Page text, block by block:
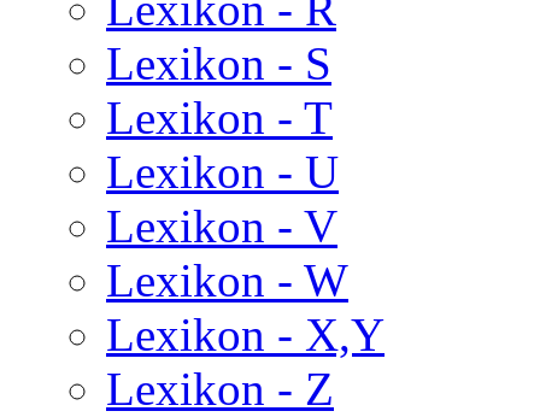
Lexikon - S
Lexikon - T
Lexikon - U
Lexikon - V
Lexikon - W
Lexikon - X,Y
Lexikon - Z